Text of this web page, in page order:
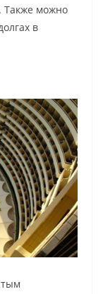
Также можно
в